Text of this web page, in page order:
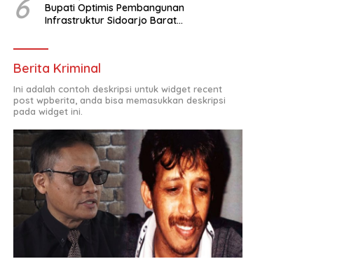
6
Bupati Optimis Pembangunan
Infrastruktur Sidoarjo Barat
Berita Kriminal
Ini adalah contoh deskripsi untuk widget recent
post wpberita, anda bisa memasukkan deskripsi
pada widget ini.